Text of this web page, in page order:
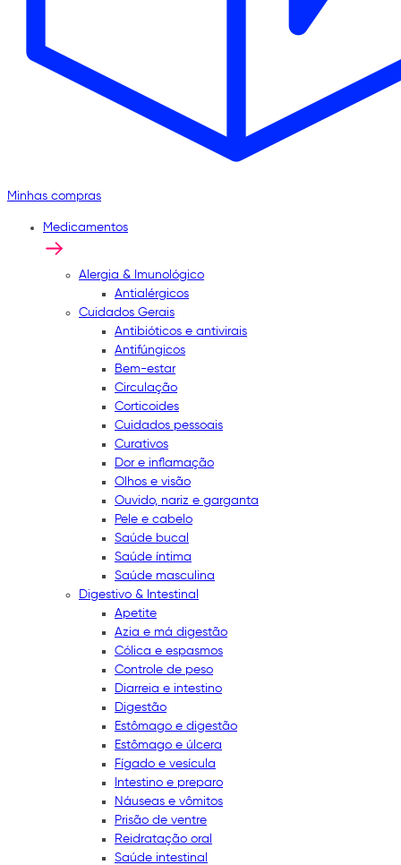
Minhas compras
Medicamentos
Alergia & Imunológico
Antialérgicos
Cuidados Gerais
Antibióticos e antivirais
Antifúngicos
Bem-estar
Circulação
Corticoides
Cuidados pessoais
Curativos
Dor e inflamação
Olhos e visão
Ouvido, nariz e garganta
Pele e cabelo
Saúde bucal
Saúde íntima
Saúde masculina
Digestivo & Intestinal
Apetite
Azia e má digestão
Cólica e espasmos
Controle de peso
Diarreia e intestino
Digestão
Estômago e digestão
Estômago e úlcera
Fígado e vesícula
Intestino e preparo
Náuseas e vômitos
Prisão de ventre
Reidratação oral
Saúde intestinal